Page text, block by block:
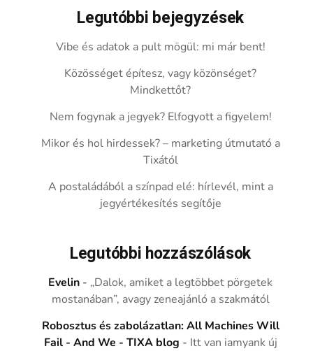
Legutóbbi bejegyzések
Vibe és adatok a pult mögül: mi már bent!
Közösséget építesz, vagy közönséget?
Mindkettőt?
Nem fogynak a jegyek? Elfogyott a figyelem!
Mikor és hol hirdessek? – marketing útmutató a
Tixától
A postaládából a színpad elé: hírlevél, mint a
jegyértékesítés segítője
Legutóbbi hozzászólások
Evelin - „Dalok, amiket a legtöbbet pörgetek
mostanában”, avagy zeneajánló a szakmától
Robosztus és zabolázatlan: All Machines Will
Fail - And We - TIXA blog - Itt van iamyank új